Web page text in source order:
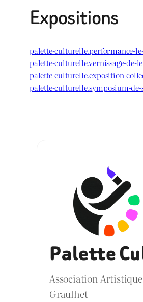
Expositions
palette-culturelle.performance-
palette-culturelle.vernissage-de-
palette-culturelle.exposition-
palette-culturelle.symposium-
Palette
Association
Graulhet